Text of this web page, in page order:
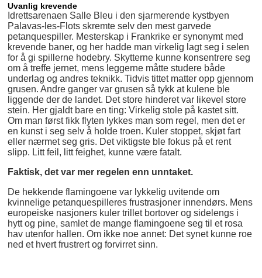
Uvanlig krevende
Idrettsarenaen Salle Bleu i den sjarmerende kystbyen
Palavas-les-Flots skremte selv den mest garvede
petanquespiller. Mesterskap i Frankrike er synonymt med
krevende baner, og her hadde man virkelig lagt seg i selen
for å gi spillerne hodebry. Skytterne kunne konsentrere seg
om å treffe jernet, mens leggerne måtte studere både
underlag og andres teknikk. Tidvis tittet matter opp gjennom
grusen. Andre ganger var grusen så tykk at kulene ble
liggende der de landet. Det store hinderet var likevel store
stein. Her gjaldt bare en ting: Virkelig stole på kastet sitt.
Om man først fikk flyten lykkes man som regel, men det er
en kunst i seg selv å holde troen. Kuler stoppet, skjøt fart
eller nærmet seg gris. Det viktigste ble fokus på et rent
slipp. Litt feil, litt feighet, kunne være fatalt.
Faktisk, det var mer regelen enn unntaket.
De hekkende flamingoene var lykkelig uvitende om
kvinnelige petanquespilleres frustrasjoner innendørs. Mens
europeiske nasjoners kuler trillet bortover og sidelengs i
hytt og pine, samlet de mange flamingoene seg til et rosa
hav utenfor hallen. Om ikke noe annet: Det synet kunne roe
ned et hvert frustrert og forvirret sinn.